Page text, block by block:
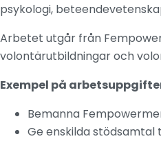
psykologi,
Arbetet utgår från
volontärutbildningar och
Exempel på
Bemanna
Ge enskilda stödsamtal